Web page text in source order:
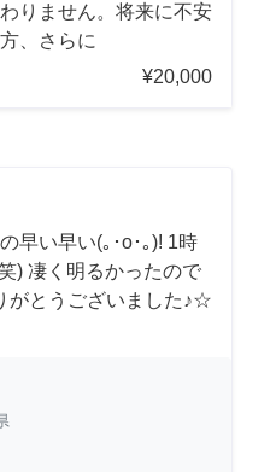
りません。将来に不安
、さらに
¥20,000
早い早い(｡･о･｡)! 1時
) 凄く明るかったので
がとうございました♪☆